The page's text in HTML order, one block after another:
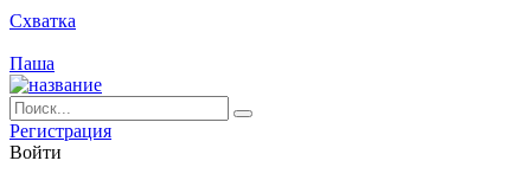
Схватка
Паша
Ре­ги­ст­ра­ция
Вой­ти